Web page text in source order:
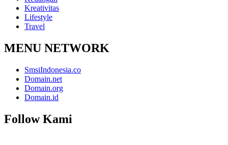
Kreativitas
Lifestyle
Travel
MENU NETWORK
SmsiIndonesia.co
Domain.net
Domain.org
Domain.id
Follow Kami